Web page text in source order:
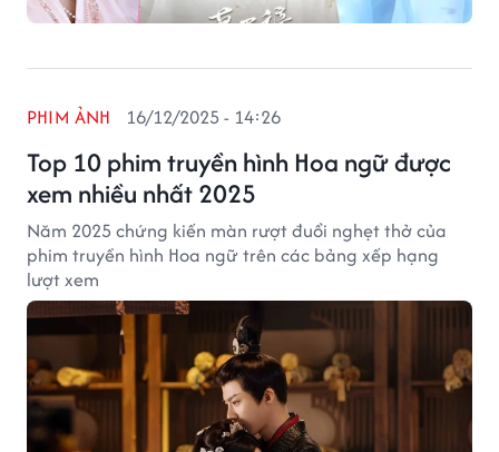
Top 10 phim truyền hình Hoa ngữ được
xem nhiều nhất 2025
PHIM ẢNH 16/12/2025 - 14:26
Năm 2025 chứng kiến màn rượt đuổi nghẹt thở của
phim truyền hình Hoa ngữ trên các bảng xếp hạng
lượt xem